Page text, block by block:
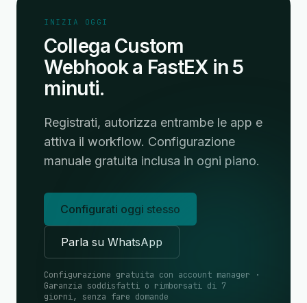
INIZIA OGGI
Collega Custom
Webhook a FastEX in 5
minuti.
Registrati, autorizza entrambe le app e
attiva il workflow. Configurazione
manuale gratuita inclusa in ogni piano.
Configurati oggi stesso
Parla su WhatsApp
Configurazione gratuita con account manager ·
Garanzia soddisfatti o rimborsati di 7
giorni, senza fare domande